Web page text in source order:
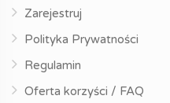
Zarejestruj
Polityka Prywatności
Regulamin
Oferta korzyści / FAQ